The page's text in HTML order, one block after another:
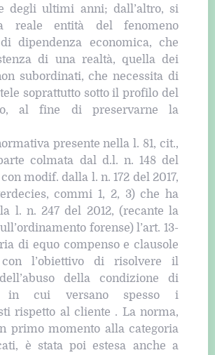
degli ultimi anni; dall’altro, si
reale entità del fenomeno
di dipendenza economica, che
di una realtà, quella dei
subordinati, che necessita di
soprattutto sotto il profilo del
al fine di preservarne la
presente nella l. 81, cit.,
colmata dal d.l. n. 148 del
con modif. dalla l. n. 172 del 2017,
commi 1, 2, 3) che ha
l. n. 247 del 2012, (recante la
forense) l’art. 13-
di equo compenso e clausole
con l’obiettivo di risolvere il
della condizione di
in cui versano spesso i
rispetto al cliente . La norma,
primo momento alla categoria
è stata poi estesa anche a